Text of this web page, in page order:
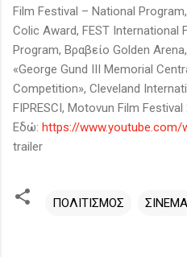
Film Festival – National
Colic Award, FEST International
Program, Βραβείο Golden
«George Gund III Memorial
Competition», Cleveland
FIPRESCI, Motovun Film Festival
Εδώ: https://www.youtube.com/
trailer
ΠΟΛΙΤΙΣΜΟΣ ΣΙΝΕΜΑ